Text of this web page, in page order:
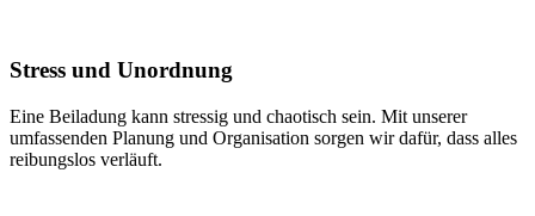
Stress und Unordnung
Eine Beiladung kann stressig und chaotisch sein. Mit unserer
umfassenden Planung und Organisation sorgen wir dafür, dass alles
reibungslos verläuft.